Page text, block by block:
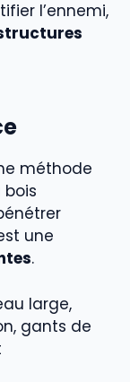
l’ennemi,
méthode
une
.
large,
gants de